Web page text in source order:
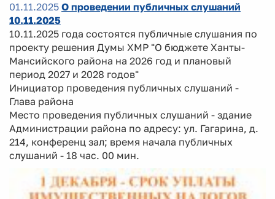
01.11.2025 О проведении публичных слушаний
10.11.2025
10.11.2025 года состоятся публичные слушания по
проекту решения Думы ХМР "О бюджете Ханты-
Мансийского района на 2026 год и плановый
период 2027 и 2028 годов"
Инициатор проведения публичных слушаний -
Глава района
Место проведения публичных слушаний - здание
Администрации района по адресу: ул. Гагарина, д.
214, конференц зал; время начала публичных
слушаний - 18 час. 00 мин.